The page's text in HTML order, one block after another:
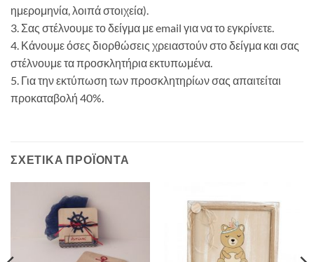
ημερομηνία, λοιπά στοιχεία).
3. Σας στέλνουμε το δείγμα με email για να το εγκρίνετε.
4. Κάνουμε όσες διορθώσεις χρειαστούν στο δείγμα και σας
στέλνουμε τα προσκλητήρια εκτυπωμένα.
5. Για την εκτύπωση των προσκλητηρίων σας απαιτείται
προκαταβολή 40%.
ΣΧΕΤΙΚΆ ΠΡΟΪΌΝΤΑ